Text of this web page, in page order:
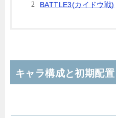
BATTLE3(カイドウ戦)
キャラ構成と初期配置